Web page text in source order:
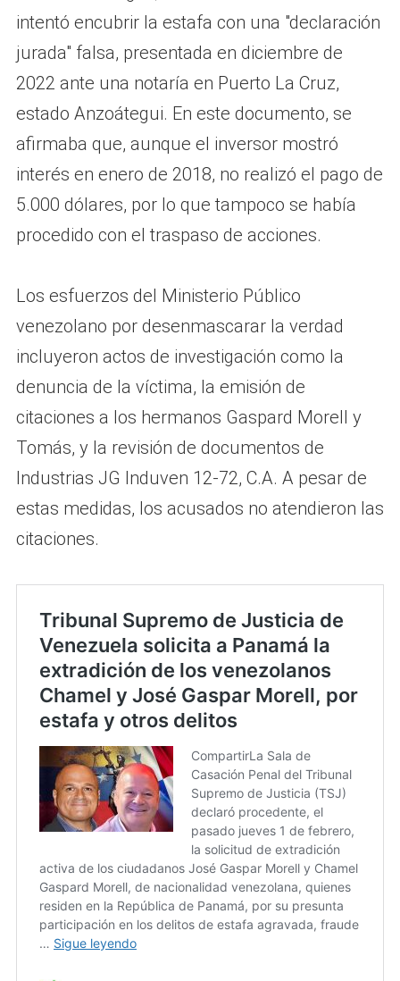
intentó encubrir la estafa con una "declaración
jurada" falsa, presentada en diciembre de
2022 ante una notaría en Puerto La Cruz,
estado Anzoátegui. En este documento, se
afirmaba que, aunque el inversor mostró
interés en enero de 2018, no realizó el pago de
5.000 dólares, por lo que tampoco se había
procedido con el traspaso de acciones.
Los esfuerzos del Ministerio Público
venezolano por desenmascarar la verdad
incluyeron actos de investigación como la
denuncia de la víctima, la emisión de
citaciones a los hermanos Gaspard Morell y
Tomás, y la revisión de documentos de
Industrias JG Induven 12-72, C.A. A pesar de
estas medidas, los acusados no atendieron las
citaciones.